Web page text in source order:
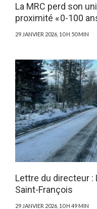
La MRC perd son
proximité « 0-100
29 JANVIER 2026, 10 H 50 MIN
Lettre du directeur :
Saint-François
29 JANVIER 2026, 10 H 49 MIN